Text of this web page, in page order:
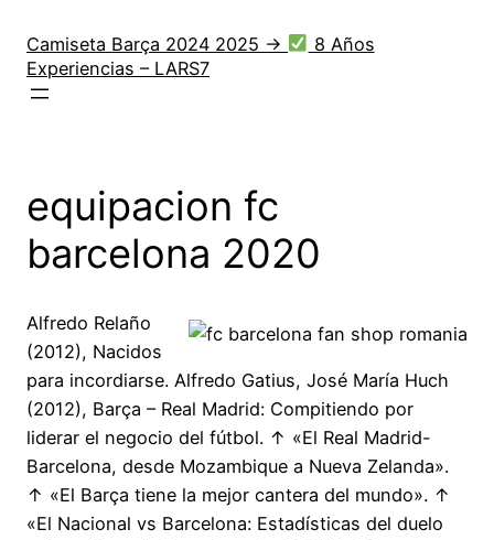
contenido
Camiseta Barça 2024 2025 →
8 Años
Experiencias – LARS7
equipacion fc
barcelona 2020
Alfredo Relaño
(2012), Nacidos
para incordiarse. Alfredo Gatius, José María Huch
(2012), Barça – Real Madrid: Compitiendo por
liderar el negocio del fútbol. ↑ «El Real Madrid-
Barcelona, desde Mozambique a Nueva Zelanda».
↑ «El Barça tiene la mejor cantera del mundo». ↑
«El Nacional vs Barcelona: Estadísticas del duelo